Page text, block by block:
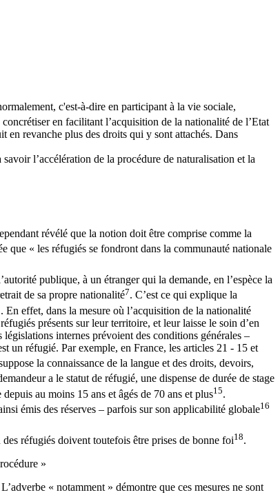
c'est-à-dire en participant à la vie sociale,
en facilitant l’acquisition de la nationalité de l’Etat
en revanche plus des droits qui y sont attachés. Dans
l’accélération de la procédure de naturalisation et la
révélé que la notion doit être comprise comme la
que « les réfugiés se fondront dans la communauté nationale
publique, à un étranger qui la demande, en l’espèce la
de sa propre nationalité7. C’est ce qui explique la
. En effet, dans la mesure où l’acquisition de la nationalité
présents sur leur territoire, et leur laisse le soin d’en
internes prévoient des conditions générales –
un réfugié. Par exemple, en France, les articles 21 - 15 et
la connaissance de la langue et des droits, devoirs,
a le statut de réfugié, une dispense de durée de stage
au moins 15 ans et âgés de 70 ans et plus15.
émis des réserves – parfois sur son applicabilité globale16
réfugiés doivent toutefois être prises de bonne foi18.
»
« notamment » démontre que ces mesures ne sont